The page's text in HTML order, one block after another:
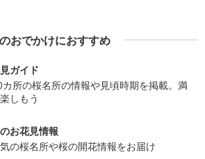
おでかけにおすすめ
ガイド
所の桜名所の情報や見頃時期を掲載。満
しもう
お花見情報
の桜名所や桜の開花情報をお届け